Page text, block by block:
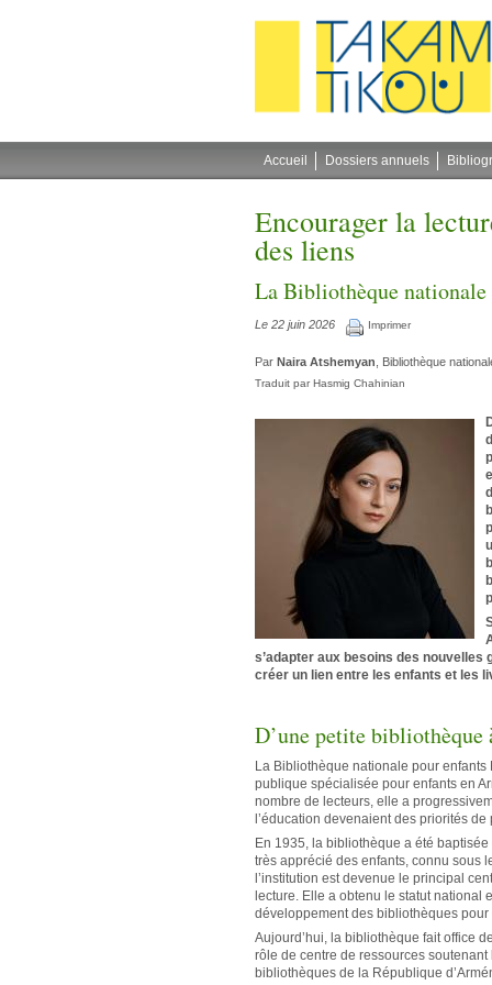
Accueil Dossiers annuels
Encourager la
des liens
La Bibliothèque nationale
Le 22 juin 2026 Imprimer
Par Naira Atshemyan , Bibliothèque
Traduit parHasmig Chahinian
s’adapter aux besoins des
créer un lien entre les enfants et les
D’une petite
La Bibliothèque nationale pour
publique spécialisée pour enfants en
nombre de lecteurs, elle a
l’éducation devenaient des priorités
En 1935, la bibliothèque a été baptisée
très apprécié des enfants, connu sous
l’institution est devenue le principal
lecture. Elle a obtenu le statut national
développement des bibliothèques pour
Aujourd’hui, la bibliothèque fait office
rôle de centre de ressources
bibliothèques de la République